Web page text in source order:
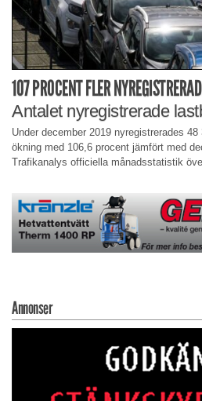
107 PROCENT FLER
Antalet nyregistrerade
Under december 2019 nyregistrerades
ökning med 106,6 procent jämfört med
Trafikanalys officiella månadsstatistik
Annonser